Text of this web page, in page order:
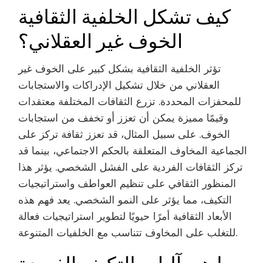
كيف تشكل الخلفية الثقافية
الخوف غير العقلاني؟
تؤثر الخلفية الثقافية بشكل كبير على الخوف غير
العقلاني من خلال تشكيل الإدراكات والاستجابات
للمحفزات المحددة. تزرع الثقافات المختلفة معتقدات
وقيمًا مميزة يمكن أن تعزز أو تخفف من استجابات
الخوف. على سبيل المثال، قد تعزز ثقافة تركز على
الجماعية المخاوف المتعلقة بالحكم الاجتماعي، بينما قد
تركز الثقافات الفردية على الفشل الشخصي. يؤثر هذا
المنظور الثقافي على تنظيم العواطف واستراتيجيات
التكيف، مما يؤثر على النمو الشخصي. يعد فهم هذه
الأبعاد الثقافية أمرًا حيويًا لتطوير استراتيجيات فعالة
للتغلب على المخاوف تتناسب مع الخلفيات المتنوعة.